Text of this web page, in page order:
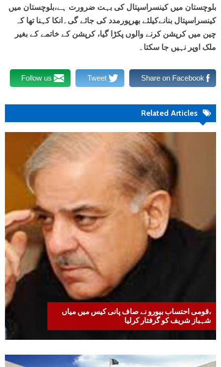
بلوچستان میں کینسراسپتال کی بہت ضرورت ہے،بلوچستان میں
کینسراسپتال بنانےکیلئے بھرپورمدد کی جائے گی۔انکا کہنا تھا کہ
چین میں کرپشن کرنے والوں پکڑا گیا، کرپشن کے خاتمے کے بغیر
ملک اوپر نہیں جا سکتا۔
Share on Facebook
Tweet
Follow us
Related Articles
،قومی احتساب بیورو نے صاف پانی کیس میں میاں
شہباز شریف کو گرفتار کرلیا